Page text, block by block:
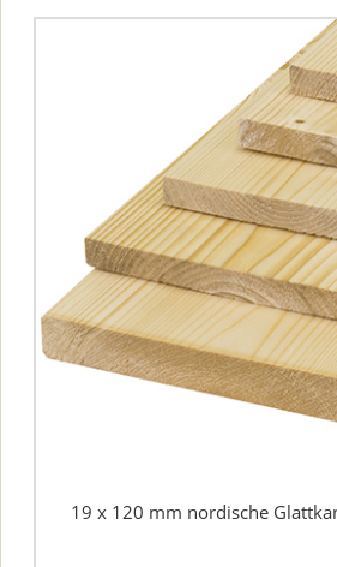
19 x 120 mm nordische